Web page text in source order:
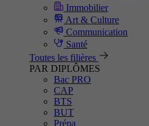
Immobilier
Art & Culture
Communication
Santé
Toutes les filières
PAR DIPLÔMES
Bac PRO
CAP
BTS
BUT
Prépa